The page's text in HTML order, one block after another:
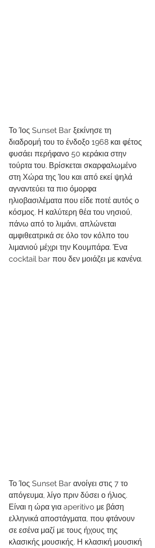
Το Ίος Sunset Bar ξεκίνησε τη
διαδρομή του το ένδοξο 1968 και φέτος
φυσάει περήφανο 50 κεράκια στην
τούρτα του. Βρίσκεται σκαρφαλωμένο
στη Χώρα της Ίου και από εκεί ψηλά
αγναντεύει τα πιο όμορφα
ηλιοβασιλέματα που είδε ποτέ αυτός ο
κόσμος. Η καλύτερη θέα του νησιού,
πάνω από το λιμάνι, απλώνεται
αμφιθεατρικά σε όλο τον κόλπο του
λιμανιού μέχρι την Κουμπάρα. Ένα
cocktail bar που δεν μοιάζει με κανένα.
Το Ίος Sunset Bar ανοίγει στις 7 το
απόγευμα, λίγο πριν δύσει ο ήλιος.
Είναι η ώρα για aperitivo με βάση
ελληνικά αποστάγματα, που φτάνουν
σε εσένα μαζί με τους ήχους της
κλασικής μουσικής. Η κλασική μουσική